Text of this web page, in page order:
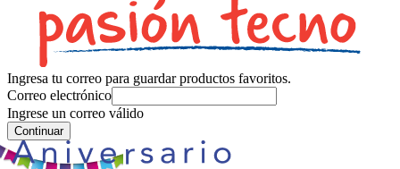
Ingresa tu correo para guardar productos favoritos.
Correo electrónico
Ingrese un correo válido
Continuar